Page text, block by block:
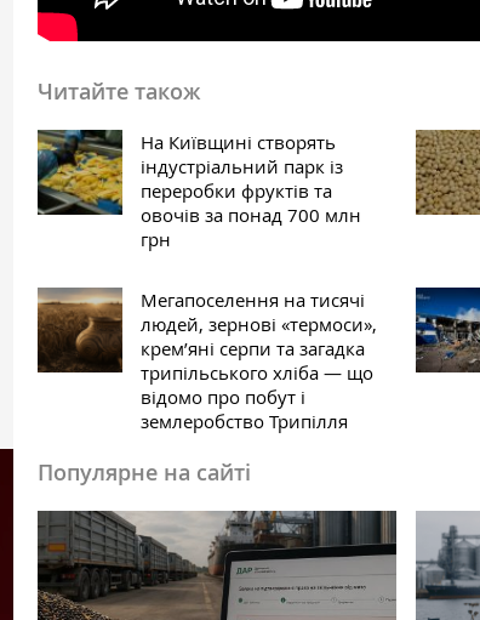
Читайте також
На Київщині створять
індустріальний парк із
переробки фруктів та
овочів за понад 700 млн
грн
Мегапоселення на тисячі
людей, зернові «термоси»,
крем’яні серпи та загадка
трипільського хліба — що
відомо про побут і
землеробство Трипілля
Популярне на сайті